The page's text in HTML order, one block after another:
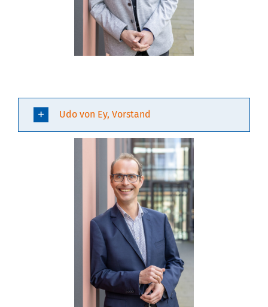
Udo von Ey, Vorstand